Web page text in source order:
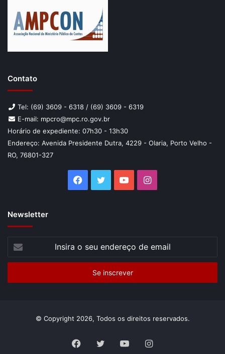
Contato
Tel: (69) 3609 - 6318 / (69) 3609 - 6319
E-mail: mpcro@mpc.ro.gov.br
Horário de expediente: 07h30 - 13h30
Endereço: Avenida Presidente Dutra, 4229 - Olaria, Porto Velho -
RO, 76801-327
Facebook
TwitterYouTubeInstagram
Newsletter
seu
de
© Copyright 2026, Todos os direitos reservados.
Facebook
TwitterYouTubeInstagram